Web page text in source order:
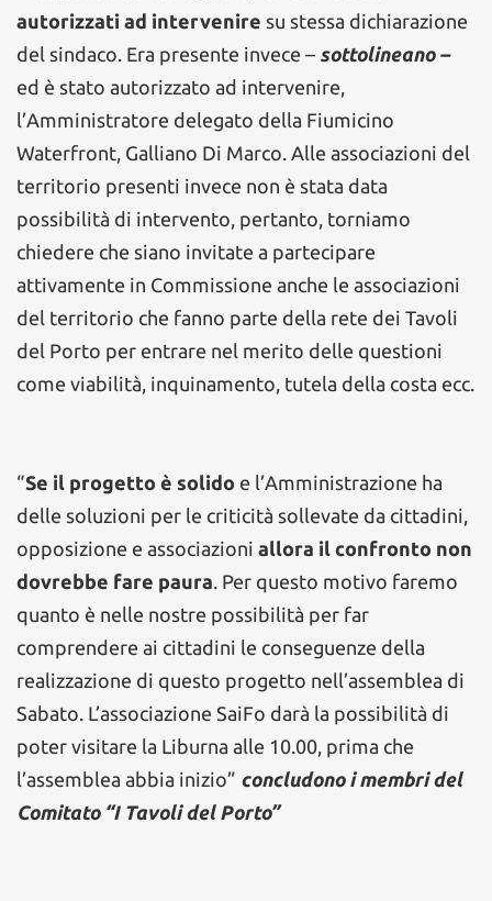
autorizzati ad intervenire su stessa dichiarazione
del sindaco. Era presente invece – sottolineano –
ed è stato autorizzato ad intervenire,
l’Amministratore delegato della Fiumicino
Waterfront, Galliano Di Marco. Alle associazioni del
territorio presenti invece non è stata data
possibilità di intervento, pertanto, torniamo
chiedere che siano invitate a partecipare
attivamente in Commissione anche le associazioni
del territorio che fanno parte della rete dei Tavoli
del Porto per entrare nel merito delle questioni
come viabilità, inquinamento, tutela della costa ecc.
“Se il progetto è solido e l’Amministrazione ha
delle soluzioni per le criticità sollevate da cittadini,
opposizione e associazioni allora il confronto non
dovrebbe fare paura. Per questo motivo faremo
quanto è nelle nostre possibilità per far
comprendere ai cittadini le conseguenze della
realizzazione di questo progetto nell’assemblea di
Sabato. L’associazione SaiFo darà la possibilità di
poter visitare la Liburna alle 10.00, prima che
l’assemblea abbia inizio” concludono i membri del
Comitato “I Tavoli del Porto”